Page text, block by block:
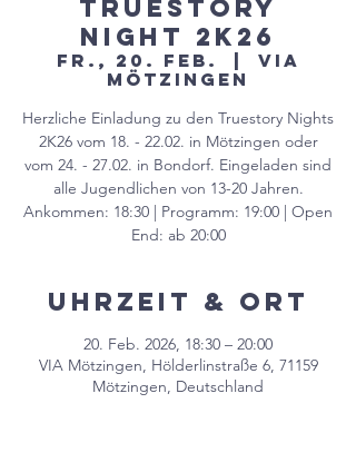
Truestory
Night 2K26
Fr., 20. Feb.
VIA
Mötzingen
Herzliche Einladung zu den Truestory Nights
2K26 vom 18. - 22.02. in Mötzingen oder
vom 24. - 27.02. in Bondorf. Eingeladen sind
alle Jugendlichen von 13-20 Jahren.
Ankommen: 18:30 | Programm: 19:00 | Open
End: ab 20:00
Uhrzeit & Ort
20. Feb. 2026, 18:30 – 20:00
VIA Mötzingen, Hölderlinstraße 6, 71159
Mötzingen, Deutschland